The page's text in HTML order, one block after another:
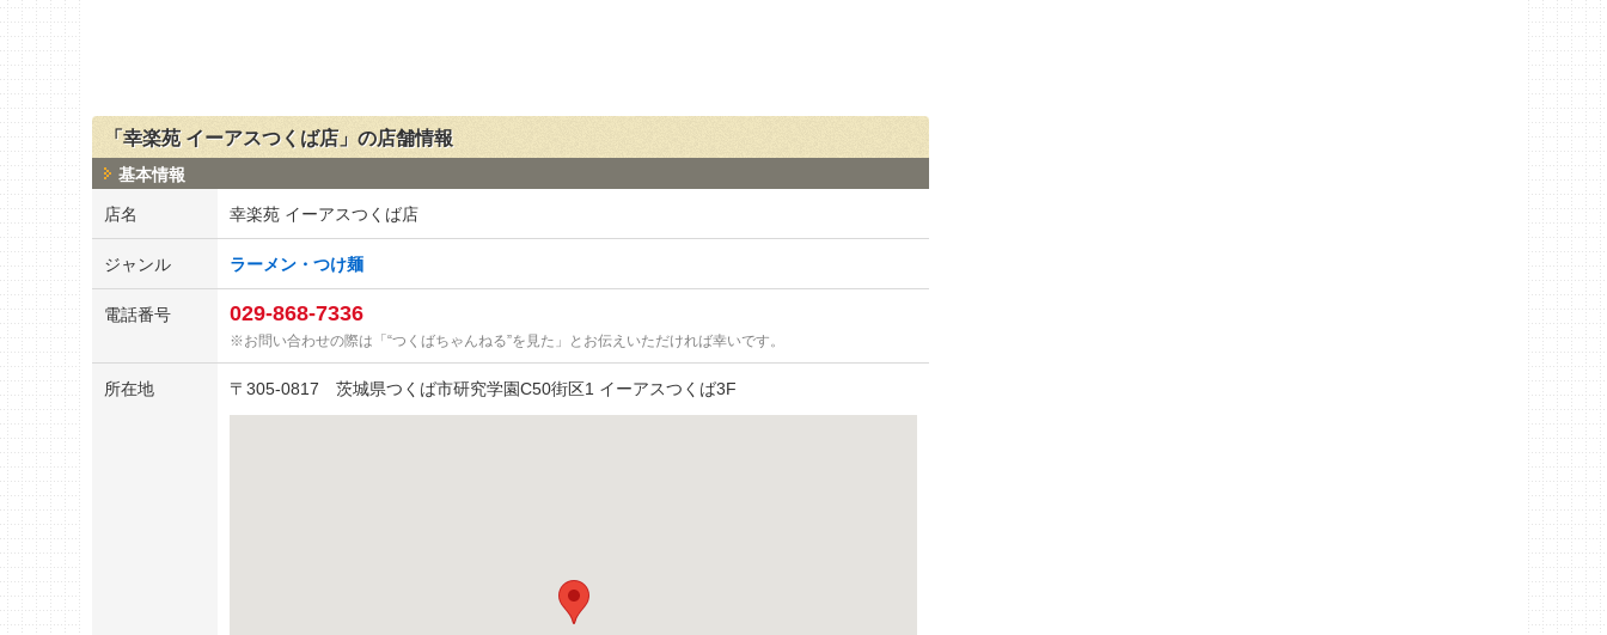
「幸楽苑 イーアスつくば店」の店舗情報
基本情報
店名 幸楽苑 イーアスつくば店
ジャンル ラーメン・つけ麺
電話番号 029-868-7336
お問い合わせの際は「“つくばちゃんねる”を見た」とお伝えいただければ幸いです。
所在地 〒 305-0817 茨城県つくば市研究学園C50街区1 イーアスつくば3F